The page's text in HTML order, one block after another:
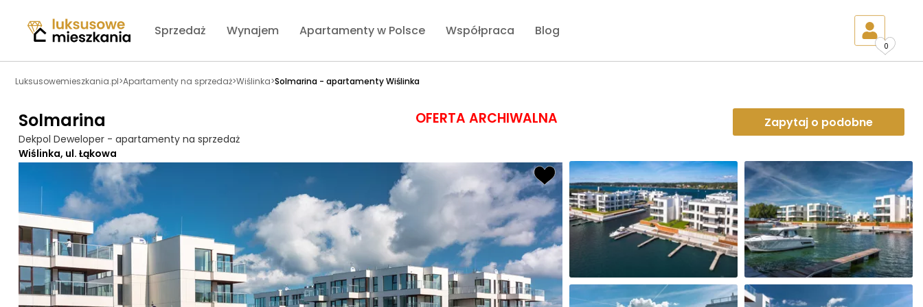
Sprzedaż Wynajem Apartamenty w Polsce Współpraca Blog
0
Luksusowemieszkania.pl>Apartamenty na sprzedaż>Wiślinka>Solmarina - apartamenty Wiślinka
Solmarina
Dekpol Deweloper - apartamenty na sprzedaż
OFERTA ARCHIWALNA Zapytaj o podobne
Wiślinka, ul. Łąkowa